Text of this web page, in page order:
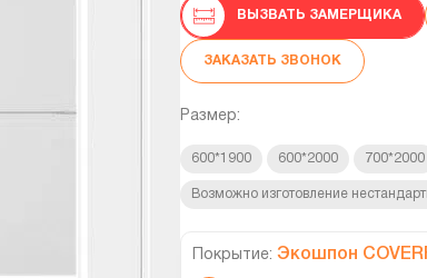
ВЫЗВАТЬ ЗАМЕРЩИКА
ЗАКАЗАТЬ ЗВОНОК
Размер:
600*1900 600*2000 700*2000
Возможно изготовление
Покрытие: Экошпон